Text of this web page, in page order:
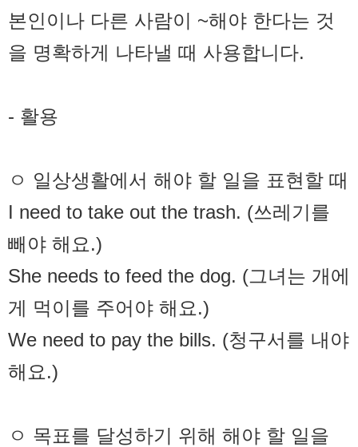
본인이나 다른 사람이 ~해야 한다는 것
을 명확하게 나타낼 때 사용합니다.
- 활용
ㅇ 일상생활에서 해야 할 일을 표현할 때
I need to take out the trash. (쓰레기를
빼야 해요.)
She needs to feed the dog. (그녀는 개에
게 먹이를 주어야 해요.)
We need to pay the bills. (청구서를 내야
해요.)
ㅇ 목표를 달성하기 위해 해야 할 일을